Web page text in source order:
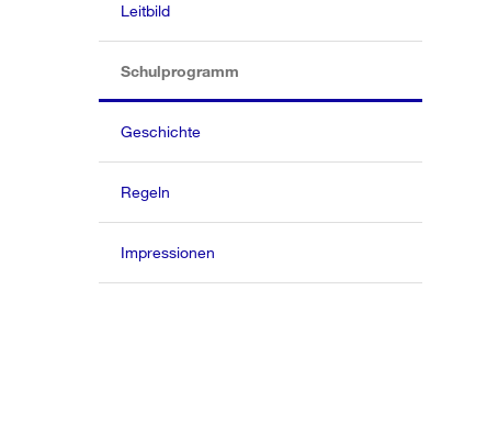
Leitbild
Schulprogramm
Geschichte
Regeln
Impressionen